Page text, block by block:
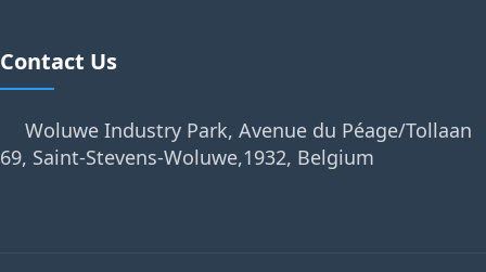
Contact Us
Woluwe Industry Park, Avenue du Péage/Tollaan
69, Saint-Stevens-Woluwe,1932, Belgium